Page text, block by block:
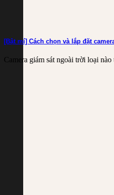
[Bật mí] Cách chọn và lắp đặt
Camera giám sát ngoài trời loại